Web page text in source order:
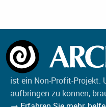
ist ein Non-Profit-Projekt.
aufbringen zu können,